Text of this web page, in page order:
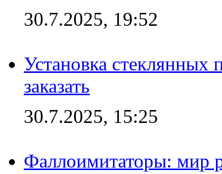
30.7.2025, 19:52
Установка стеклянных
заказать
30.7.2025, 15:25
Фаллоимитаторы: мир